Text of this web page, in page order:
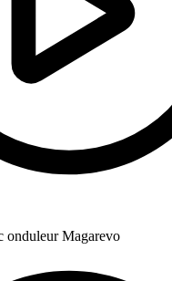
onduleur Magarevo